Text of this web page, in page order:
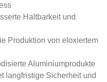
Haltbarkeit und
Produktion von eloxiertem
Aluminiumprodukte
langfristige Sicherheit und